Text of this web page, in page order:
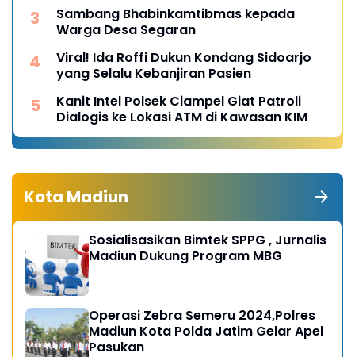
Sambang Bhabinkamtibmas kepada
Warga Desa Segaran
Viral! Ida Roffi Dukun Kondang Sidoarjo
yang Selalu Kebanjiran Pasien
Kanit Intel Polsek Ciampel Giat Patroli
Dialogis ke Lokasi ATM di Kawasan KIM
Kota Madiun
Sosialisasikan Bimtek SPPG , Jurnalis
Madiun Dukung Program MBG
Operasi Zebra Semeru 2024,Polres
Madiun Kota Polda Jatim Gelar Apel
Pasukan